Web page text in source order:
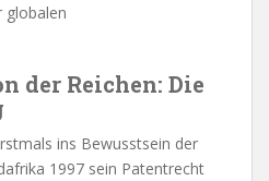
globalen
der Reichen: Die
ins Bewusstsein der
1997 sein Patentrecht